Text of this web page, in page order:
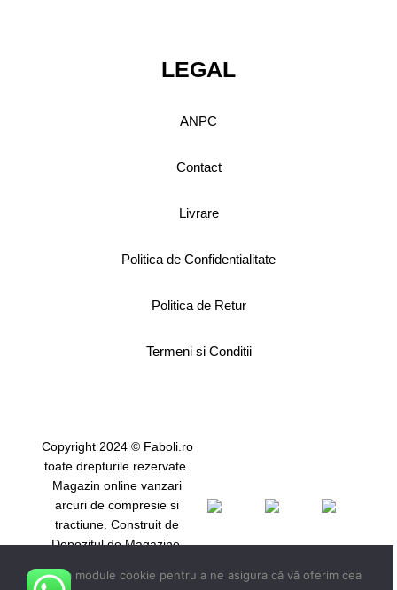
LEGAL
ANPC
Contact
Livrare
Politica de Confidentialitate
Politica de Retur
Termeni si Conditii
Copyright 2024 © Faboli.ro
toate drepturile rezervate.
Magazin online vanzari
arcuri de compresie si
tractiune. Construit de
Depozitul de Magazine.
Utilizăm module cookie pentru a ne asigura că vă oferim cea